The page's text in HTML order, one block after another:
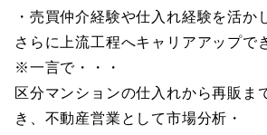
・売買仲介経験や仕入れ経験を活か
さらに上流工程へキャリアアップで
※一言で・・・
区分マンションの仕入れから再販ま
き、不動産営業として市場分析・